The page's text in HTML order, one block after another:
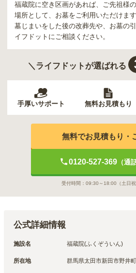
福蔵院に空き区画があれば、ご先祖様
場所として、お墓をご利用いただけます
墓じまいをした後の改葬先や、お墓の
イフドットにご相談ください。
＼ライフドットが選ばれる
手厚いサポート 無料お見積もり
無料でお見積もり・
0120-527-369（通
受付時間： 09:30～18:00 （土日
公式詳細情報
施設名 福蔵院(ふくぞういん)
所在地 群馬県太田市新田市野井